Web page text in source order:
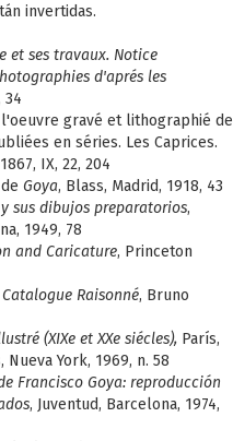
invertidas.
et ses travaux. Notice
d'aprés les
34
l'oeuvre gravé et lithographié de
en séries. Les Caprices.
IX, 22, 204
Goya, Blass, Madrid, 1918, 43
sus dibujos preparatorios,
1949, 78
and Caricature, Princeton
Raisonné, Bruno
(XIXe et XXe siécles), París,
York, 1969, n. 58
Francisco Goya: reproducción
, Juventud, Barcelona, 1974,